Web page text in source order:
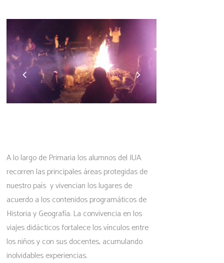
A lo largo de Primaria los alumnos del IUA
recorren las principales áreas protegidas de
nuestro país y vivencian los lugares de
acuerdo a los contenidos programáticos de
Historia y Geografía. La convivencia en los
viajes didácticos fortalece los vínculos entre
los niños y con sus docentes, acumulando
inolvidables experiencias.